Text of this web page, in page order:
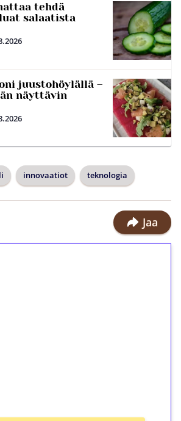
tehdä
salaatista
juustohöylällä –
näyttävin
innovaatiot teknologia
Jaa